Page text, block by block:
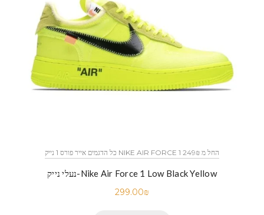
כל הדגמים אייר פורס 1 נייק NIKE AIR FORCE 1 החל מ 249₪
נעלי נייק-Nike Air Force 1 Low Black Yellow
299.00₪